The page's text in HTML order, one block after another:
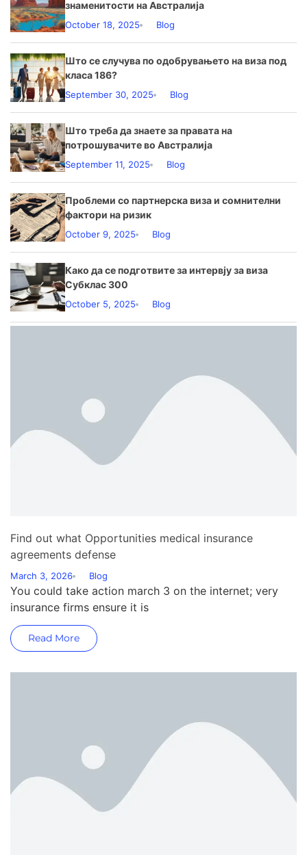
знаменитости на Австралија
October 18, 2025 Blog
Што се случува по одобрувањето на виза под
класа 186?
September 30, 2025 Blog
Што треба да знаете за правата на
потрошувачите во Австралија
September 11, 2025 Blog
Проблеми со партнерска виза и сомнителни
фактори на ризик
October 9, 2025 Blog
Како да се подготвите за интервју за виза
Субклас 300
October 5, 2025 Blog
Find out what Opportunities medical insurance
agreements defense
March 3, 2026 Blog
You could take action march 3 on the internet; very
insurance firms ensure it is
Read More